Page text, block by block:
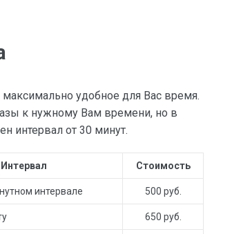
удобное для Вас время.
к нужному Вам времени, но в
интервал от 30 минут.
Интервал Стоимость
интервале 500 руб.
650 руб.